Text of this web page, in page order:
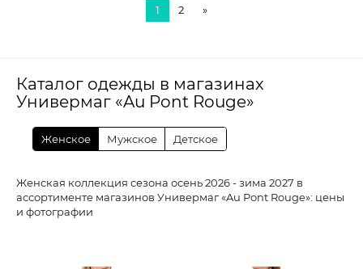
1 2 »
Каталог одежды в магазинах
Универмаг «Au Pont Rouge»
Женское Мужское Детское
Женская коллекция сезона осень 2026 - зима 2027 в
ассортименте магазинов Универмаг «Au Pont Rouge»: цены
и фотографии